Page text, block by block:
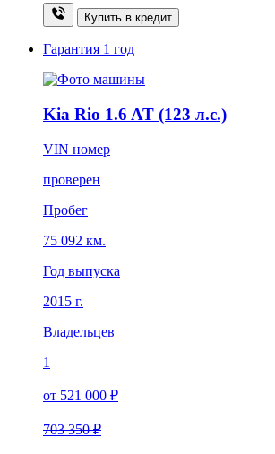
Купить в кредит
Гарантия 1 год
Kia Rio 1.6 AT (123 л.с.)
VIN номер
проверен
Пробег
75 092 км.
Год выпуска
2015 г.
Владельцев
1
от 521 000 ₽
703 350 ₽